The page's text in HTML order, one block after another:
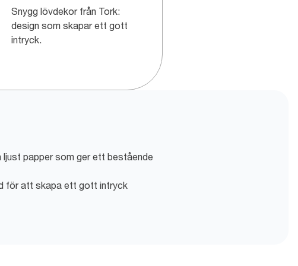
Snygg lövdekor från Tork:
design som skapar ett gott
intryck.
ljust papper som ger ett bestående
för att skapa ett gott intryck